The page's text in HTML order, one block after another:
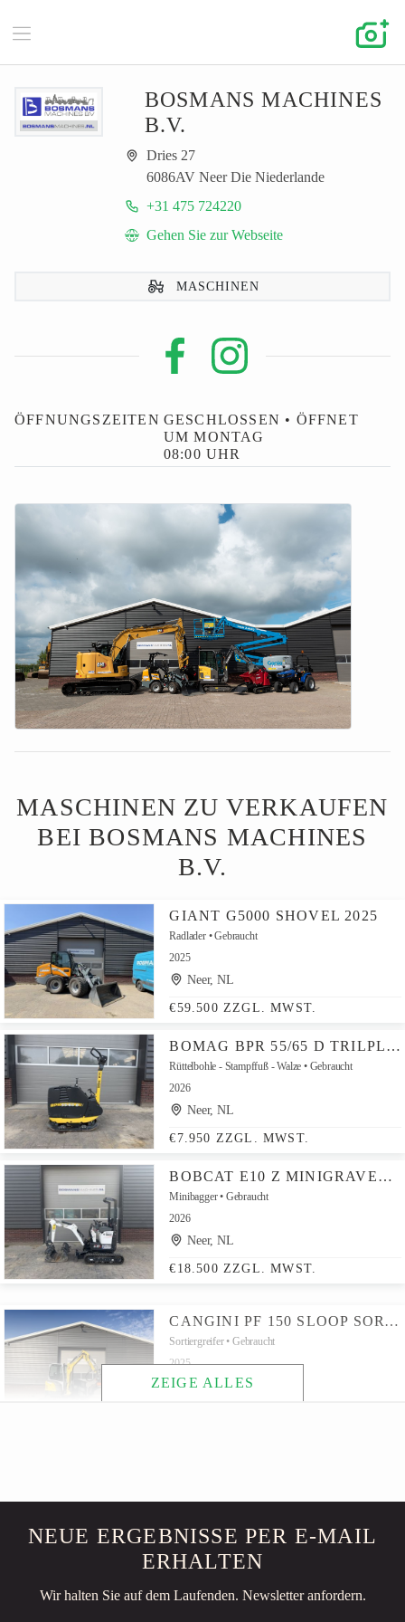
BOSMANS MACHINES
B.V.
Dries 27
6086AV Neer Die Niederlande
+31 475 724220
Gehen Sie zur Webseite
MASCHINEN
ÖFFNUNGSZEITEN GESCHLOSSEN • ÖFFNET
UM MONTAG
08:00 UHR
MASCHINEN ZU VERKAUFEN
BEI BOSMANS MACHINES
B.V.
GIANT G5000 SHOVEL 2025
Radlader
Gebraucht
2025
Neer, NL
€59.500 ZZGL. MWST.
BOMAG BPR 55/65 D TRILPLAAT DEMO 455 KG – SLECHTS 7 UUR
Rüttelbohle - Stampffuß - Walze
Gebraucht
2026
Neer, NL
€7.950 ZZGL. MWST.
BOBCAT E10 Z MINIGRAVER 2026 - 120 UUR €290 LEASE
Minibagger
Gebraucht
2026
Neer, NL
€18.500 ZZGL. MWST.
CANGINI PF 150 SLOOP SORTEER GRIJPER GEBRUIKT BJ 2025 1.5 - 3 T
Sortiergreifer
Gebraucht
2025
Neer, NL
€17.950 ZZGL. MWST.
Radlader
Gebraucht
ZEIGE ALLES
NEUE ERGEBNISSE PER E-MAIL
ERHALTEN
Wir halten Sie auf dem Laufenden. Newsletter anfordern.